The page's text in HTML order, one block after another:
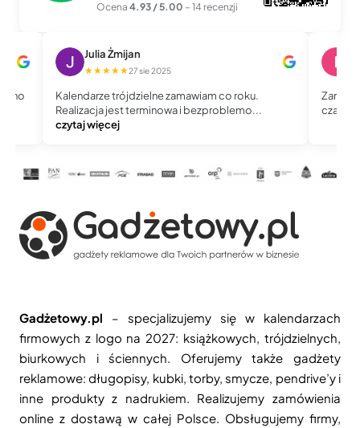
Ocena 4.93 / 5.00 – 14 recenzji
Julia Żmijan
★★★★★27 sie 2025
Kalendarze trójdzielne zamawiam co roku.
Realizacja jest terminowa i bezproblemo...
czytaj więcej
czas i
Gadżetowy.pl – specjalizujemy się w kalendarzach
firmowych z logo na 2027: książkowych, trójdzielnych,
biurkowych i ściennych. Oferujemy także gadżety
reklamowe: długopisy, kubki, torby, smycze, pendrive’y i
inne produkty z nadrukiem. Realizujemy zamówienia
online z dostawą w całej Polsce. Obsługujemy firmy,